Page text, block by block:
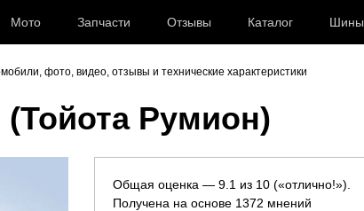
Мото Запчасти Отзывы Каталог Шины
фото, видео, отзывы и технические характеристики
Румион)
Общая оценка — 9.1 из 10 («отлично!»).
Получена на основе 1372 мнений